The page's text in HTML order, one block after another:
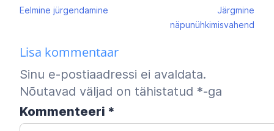
Navigeerimine
Eelmine jürgendamine
Järgmine
näpunühkimisvahend
Lisa kommentaar
Sinu e-postiaadressi ei avaldata.
Nõutavad väljad on tähistatud *-ga
Kommenteeri *